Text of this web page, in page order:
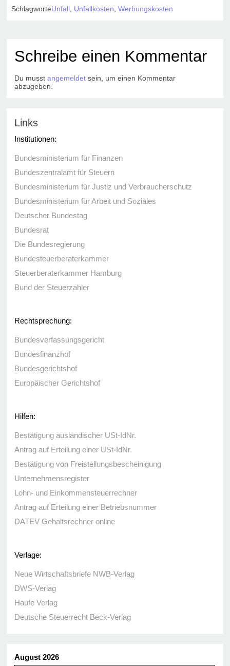
SchlagworteUnfall Unfallkosten Werbungskosten
Schreibe einen Kommentar
Du musstangemeldet sein, um einen Kommentar
abzugeben.
Links
Institutionen:
Bundesministerium für Finanzen
Bundeszentralamt für Steuern
Bundesministerium für Justiz und Verbraucherschutz
Bundesministerium für Arbeit und Soziales
Deutscher Bundestag
Bundesrat
Die Bundesregierung
Bundesteuerberaterkammer
Steuerberaterkammer Hamburg
Bund der Steuerzahler
Rechtsprechung:
Bundesverfassungsgericht
Bundesfinanzhof
Bundesgerichtshof
Europäischer Gerichtshof
Hilfen:
Bestätigung ausländischer USt-IdNr.
Antrag auf Erteilung einer USt-IdNr.
Bestätigung von Freistellungsbescheinigung
Unternehmensregister
Lohn- und Einkommensteuerrechner
Antrag auf Erteilung einer Betriebsnummer
DATEV Gehaltsrechner online
Verlage:
Neue Wirtschaftsbriefe NWB-Verlag
DWS-Verlag
Haufe Verlag
Deutsche Steuerrecht Beck-Verlag
August 2026